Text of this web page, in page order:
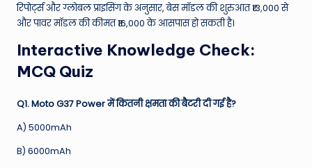
रिपोर्ट्स और ग्लोबल प्राइसिंग के अनुसार, बेस मॉडल की शुरुआत ₹13,000 से
और पावर मॉडल की कीमत ₹16,000 के आसपास हो सकती है।
Interactive Knowledge Check:
MCQ Quiz
Q1. Moto G37 Power में कितनी क्षमता की बैटरी दी गई है?
A) 5000mAh
B) 6000mAh